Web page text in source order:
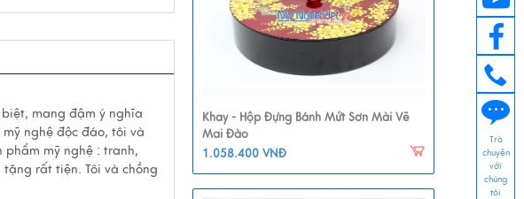
mang đậm ý nghĩa
nghệ độc đáo, tôi và
mỹ nghệ : tranh,
rất tiện. Tôi và chồng
Khay - Hộp Đựng Bánh Mứt Sơn Mài Vẽ
Mai Đào
1.058.400 VNĐ
Trò
chuyện
với
chúng
tôi